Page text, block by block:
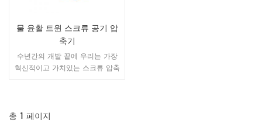
물 윤활 트윈 스크류 공기 압
축기
수년간의 개발 끝에 우리는 가장
혁신적이고 가치있는 스크류 압축
많은 장점을 제시합니다.
총 1 페이지